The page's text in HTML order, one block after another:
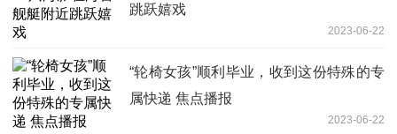
跳跃嬉戏
2023-06-22
“轮椅女孩”顺利毕业，收到这份特殊的专
属快递 焦点播报
2023-06-22